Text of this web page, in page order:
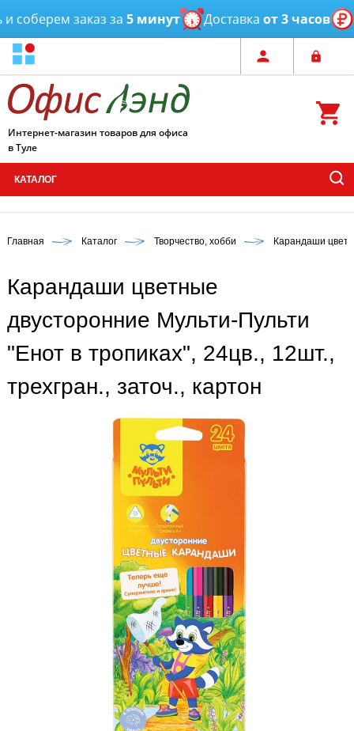
заказ за5 минут Доставкаот 3 часов
Интернет-магазин товаров для офиса
в Туле
КАТАЛОГ
Главная Каталог Творчество, хобби Карандаши
Карандаши цветные
двусторонние Мульти-Пульти
"Енот в тропиках", 24цв., 12шт.,
трехгран., заточ., картон